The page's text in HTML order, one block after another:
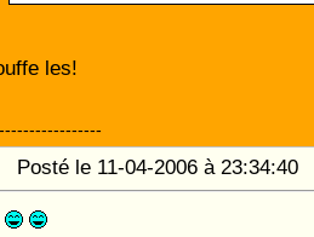
les!
Posté le 11-04-2006 à